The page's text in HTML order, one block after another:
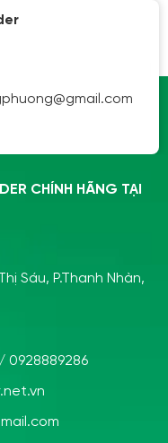
CHÍNH HÃNG TẠI
Sáu, P.Thanh Nhàn,
/ 0928889286